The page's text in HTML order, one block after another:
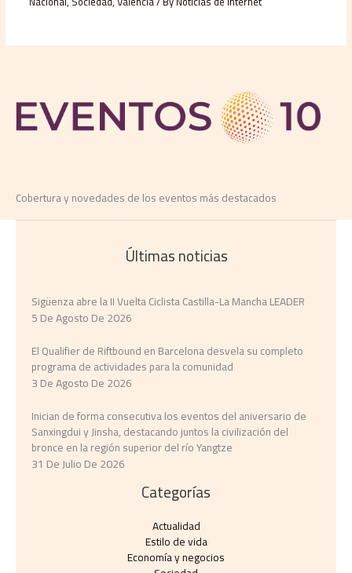
Cobertura y novedades de los eventos más destacados
Últimas noticias
Sigüenza abre la II Vuelta Ciclista Castilla-La Mancha LEADER
5 De Agosto De 2026
El Qualifier de Riftbound en Barcelona desvela su completo
programa de actividades para la comunidad
3 De Agosto De 2026
Inician de forma consecutiva los eventos del aniversario de
Sanxingdui y Jinsha, destacando juntos la civilización del
bronce en la región superior del río Yangtze
31 De Julio De 2026
Categorías
Actualidad
Estilo de vida
Economía y negocios​